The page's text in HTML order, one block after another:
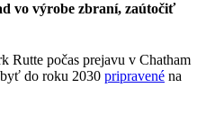
vo výrobe zbraní, zaútočiť
Rutte počas prejavu v Chatham
do roku 2030 pripravené na